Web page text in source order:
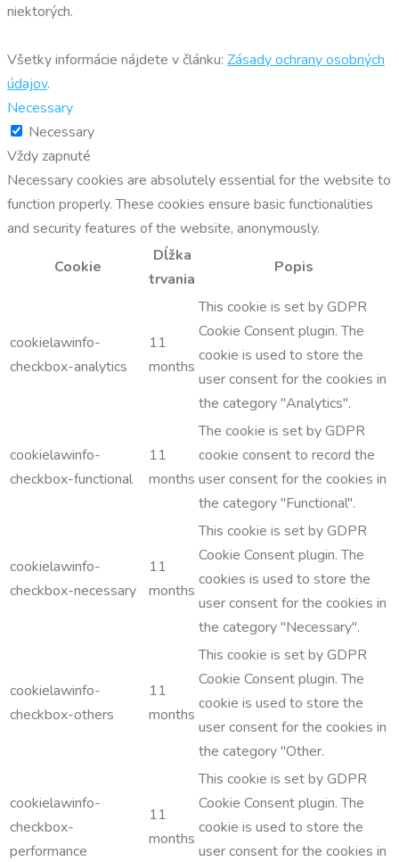
niektorých.
Všetky informácie nájdete v článku: Zásady ochrany osobných
údajov.
Necessary
Necessary
Vždy zapnuté
Necessary cookies are absolutely essential for the website to
function properly. These cookies ensure basic functionalities
and security features of the website, anonymously.
Cookie
Dĺžka
trvania
Popis
cookielawinfo-
checkbox-analytics
11
months
This cookie is set by GDPR
Cookie Consent plugin. The
cookie is used to store the
user consent for the cookies in
the category "Analytics".
cookielawinfo-
checkbox-functional
11
months
The cookie is set by GDPR
cookie consent to record the
user consent for the cookies in
the category "Functional".
cookielawinfo-
checkbox-necessary
11
months
This cookie is set by GDPR
Cookie Consent plugin. The
cookies is used to store the
user consent for the cookies in
the category "Necessary".
cookielawinfo-
checkbox-others
11
months
This cookie is set by GDPR
Cookie Consent plugin. The
cookie is used to store the
user consent for the cookies in
the category "Other.
cookielawinfo-
checkbox-
performance
11
months
This cookie is set by GDPR
Cookie Consent plugin. The
cookie is used to store the
user consent for the cookies in